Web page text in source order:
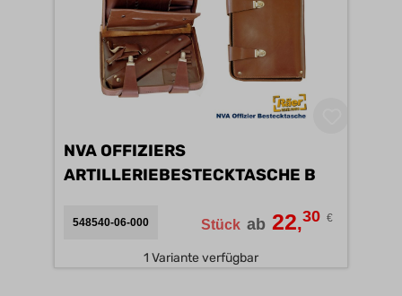
NVA OFFIZIERS
ARTILLERIEBESTECKTASCHE B
548540-06-000 Stück ab 22,30 €
1 Variante verfügbar